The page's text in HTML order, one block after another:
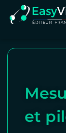
et